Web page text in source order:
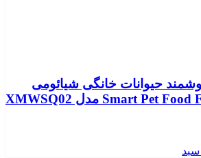
حیوانات خانگی شیائومی
سبد